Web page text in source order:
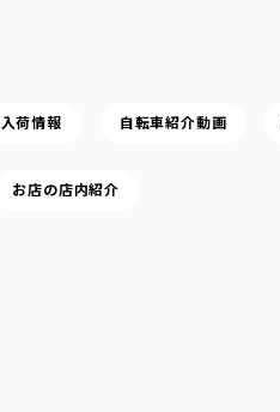
入荷情報 自転車紹介動画
お店の店内紹介